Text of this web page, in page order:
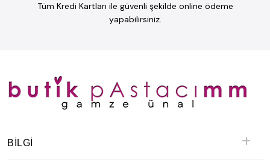
Tüm Kredi Kartları ile güvenli şekilde online ödeme
yapabilirsiniz.
BILGI